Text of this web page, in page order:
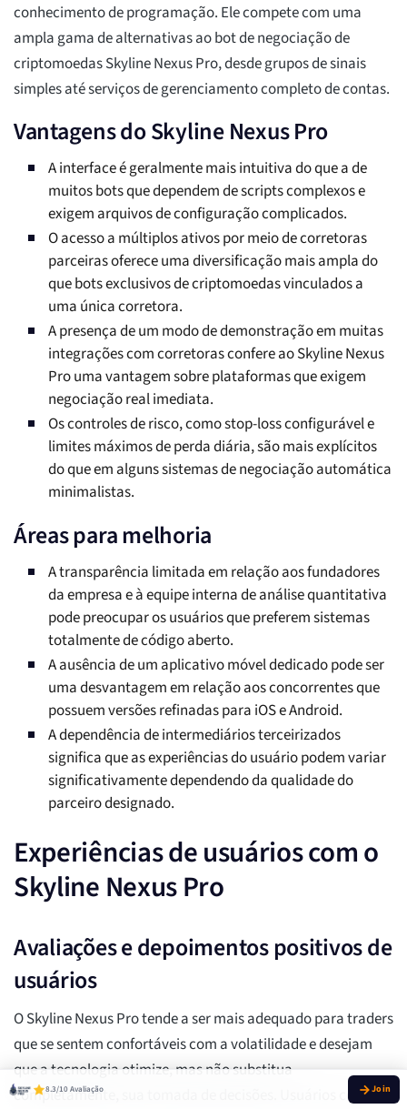
conhecimento de programação. Ele compete com uma
ampla gama de alternativas ao bot de negociação de
criptomoedas Skyline Nexus Pro, desde grupos de sinais
simples até serviços de gerenciamento completo de contas.
Vantagens do Skyline Nexus Pro
A interface é geralmente mais intuitiva do que a de
muitos bots que dependem de scripts complexos e
exigem arquivos de configuração complicados.
O acesso a múltiplos ativos por meio de corretoras
parceiras oferece uma diversificação mais ampla do
que bots exclusivos de criptomoedas vinculados a
uma única corretora.
A presença de um modo de demonstração em muitas
integrações com corretoras confere ao Skyline Nexus
Pro uma vantagem sobre plataformas que exigem
negociação real imediata.
Os controles de risco, como stop-loss configurável e
limites máximos de perda diária, são mais explícitos
do que em alguns sistemas de negociação automática
minimalistas.
Áreas para melhoria
A transparência limitada em relação aos fundadores
da empresa e à equipe interna de análise quantitativa
pode preocupar os usuários que preferem sistemas
totalmente de código aberto.
A ausência de um aplicativo móvel dedicado pode ser
uma desvantagem em relação aos concorrentes que
possuem versões refinadas para iOS e Android.
A dependência de intermediários terceirizados
significa que as experiências do usuário podem variar
significativamente dependendo da qualidade do
parceiro designado.
Experiências de usuários com o
Skyline Nexus Pro
Avaliações e depoimentos positivos de
usuários
O Skyline Nexus Pro tende a ser mais adequado para traders
que se sentem confortáveis com a volatilidade e desejam
que a tecnologia otimize, mas não substitua
completamente, sua tomada de decisões. Usuários com
8.3/10 Avaliação